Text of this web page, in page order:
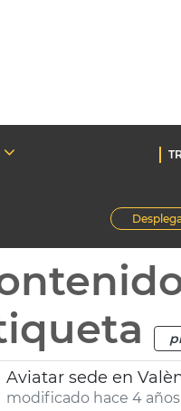
Aviatar sede en
modificado hace 4 años